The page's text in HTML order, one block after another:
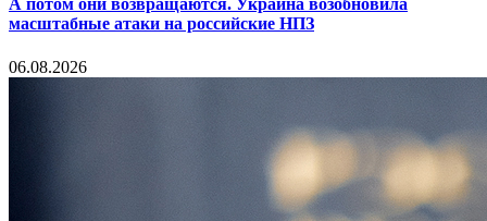
А потом они возвращаются. Украина возобновила
масштабные атаки на российские НПЗ
06.08.2026